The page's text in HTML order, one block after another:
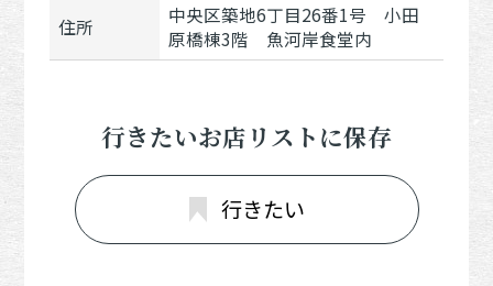
住所
中央区築地6丁目26番1号 小田
原橋棟3階 魚河岸食堂内
行きたいお店リストに保存
行きたい